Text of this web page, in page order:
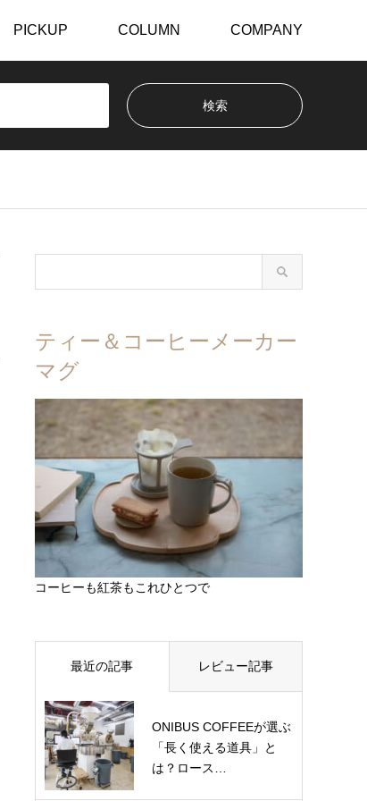
PICKUP COLUMN COMPANY
ティー＆コーヒーメーカー
マグ
コーヒーも紅茶もこれひとつで
最近の記事 レビュー記事
ONIBUS COFFEEが選ぶ
「長く使える道具」と
は？ロース…